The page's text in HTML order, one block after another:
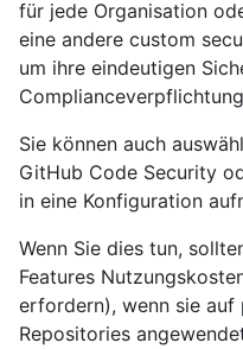
für jede Organisation
eine andere custom
um ihre eindeutigen
Sie können auch
GitHub Code Security
in eine Konfiguration
Wenn Sie dies tun,
Features
erfordern), wenn sie auf
Repositories